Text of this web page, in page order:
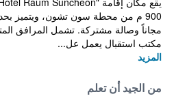
900 م من محطة سون تشون، ويتميز
مجاناً وصالة مشتركة. تشمل المرافق
مكتب استقبال يعمل عل...
المزيد
من الجيد أن تعلم